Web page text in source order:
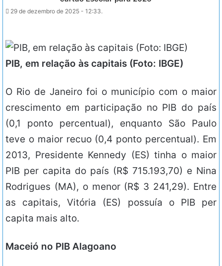
29 de dezembro de 2025 - 12:33.
PIB, em relação às capitais (Foto: IBGE)
O Rio de Janeiro foi o município com o maior
crescimento em participação no PIB do país
(0,1 ponto percentual), enquanto São Paulo
teve o maior recuo (0,4 ponto percentual). Em
2013, Presidente Kennedy (ES) tinha o maior
PIB per capita do país (R$ 715.193,70) e Nina
Rodrigues (MA), o menor (R$ 3 241,29). Entre
as capitais, Vitória (ES) possuía o PIB per
capita mais alto.
Maceió no PIB Alagoano